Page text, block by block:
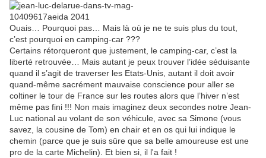
Ouais… Pourquoi pas… Mais là où je ne te suis plus du tout,
c’est pourquoi en camping-car ???
Certains rétorqueront que justement, le camping-car, c’est la
liberté retrouvée… Mais autant je peux trouver l’idée séduisante
quand il s’agit de traverser les Etats-Unis, autant il doit avoir
quand-même sacrément mauvaise conscience pour aller se
coltiner le tour de France sur les routes alors que l’hiver n’est
même pas fini !!! Non mais imaginez deux secondes notre Jean-
Luc national au volant de son véhicule, avec sa Simone (vous
savez, la cousine de Tom) en chair et en os qui lui indique le
chemin (parce que je suis sûre que sa belle amoureuse est une
pro de la carte Michelin). Et bien si, il l'a fait !